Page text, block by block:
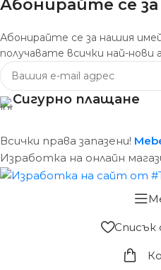
Абонирайте се
Абонирайте се за нашия
получавате всички най-нови
Сигурно плащане
Всички права запазени!
Изработка на онлайн
Списък